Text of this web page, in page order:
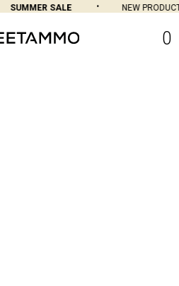
SUMMER SALE NEW
0